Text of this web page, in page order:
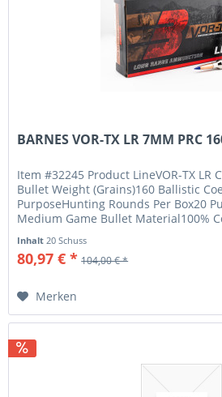
BARNES VOR-TX LR 7MM PRC
Item #32245 Product LineVOR-TX LR
Bullet Weight (Grains)160 Ballistic
PurposeHunting Rounds Per Box20
Medium Game Bullet Material100%
Inhalt 20 Schuss
80,97 € * 104,00 € *
Merken